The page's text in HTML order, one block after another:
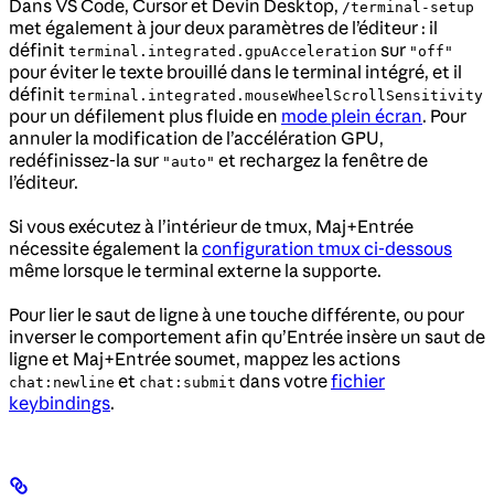
Dans VS Code, Cursor et Devin Desktop, /terminal-setup
met également à jour deux paramètres de l’éditeur : il
définit terminal.integrated.gpuAcceleration sur "off"
pour éviter le texte brouillé dans le terminal intégré, et il
définit terminal.integrated.mouseWheelScrollSensitivity
pour un défilement plus fluide en mode plein écran. Pour
annuler la modification de l’accélération GPU,
redéfinissez-la sur "auto" et rechargez la fenêtre de
l’éditeur.
Si vous exécutez à l’intérieur de tmux, Maj+Entrée
nécessite également la configuration tmux ci-dessous
même lorsque le terminal externe la supporte.
Pour lier le saut de ligne à une touche différente, ou pour
inverser le comportement afin qu’Entrée insère un saut de
ligne et Maj+Entrée soumet, mappez les actions
chat:newline et chat:submit dans votrefichier
keybindings.